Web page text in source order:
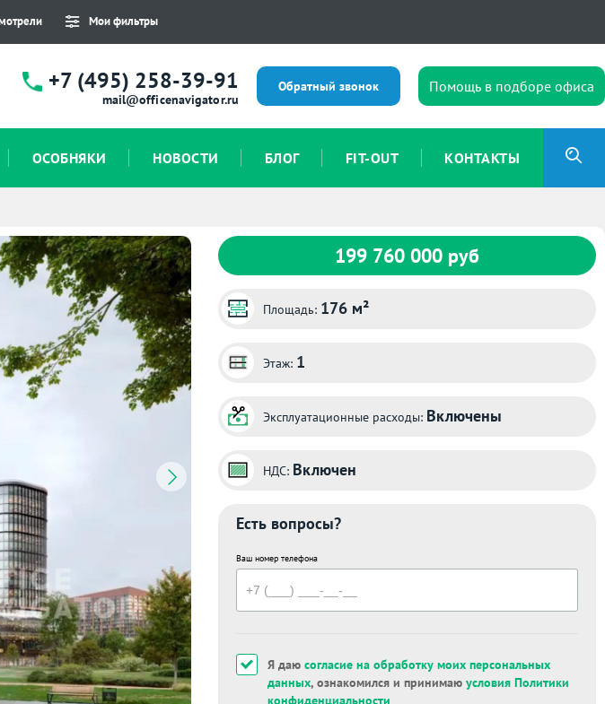
Мои фильтры
+7 (495) 258-39-91
mail@officenavigator.ru
Обратный звонок Помощь в подборе офиса
ОСОБНЯКИ НОВОСТИ БЛОГ FIT-OUT КОНТАКТЫ
199 760 000 руб
Площадь: 176 м²
Этаж: 1
Эксплуатационные расходы: Включены
НДС: Включен
Есть вопросы?
Ваш номер телефона
Я даю согласие на обработку моих персональных
данных, ознакомился и принимаю условия Политики
конфиденциальности